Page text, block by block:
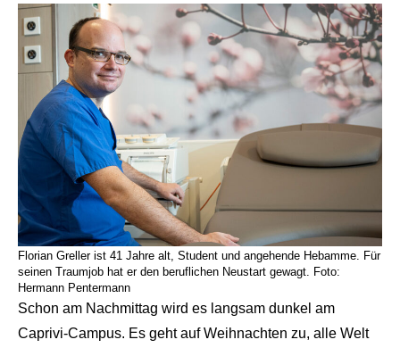
Florian Greller ist 41 Jahre alt, Student und angehende Hebamme. Für
seinen Traumjob hat er den beruflichen Neustart gewagt. Foto:
Hermann Pentermann
Schon am Nachmittag wird es langsam dunkel am
Caprivi-Campus. Es geht auf Weihnachten zu, alle Welt